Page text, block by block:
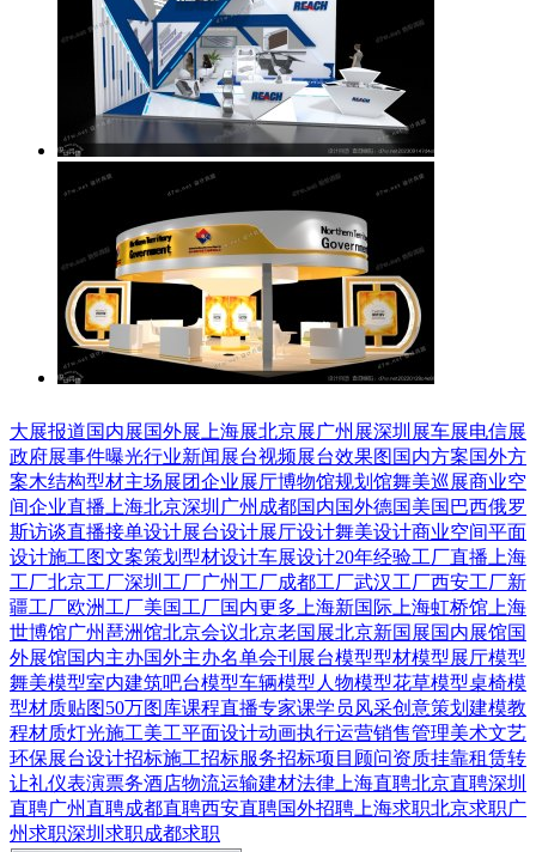
大展报道国内展国外展 上海展北京展广州展深圳展车展电信展
政府展事件曝光行业新闻 展台视频展台效果图 国内方案国外方
案木结构型材主场展团企业展厅博物馆规划馆舞美巡展商业空
间企业直播 上海北京深圳 广州 成都国内国外德国美国 巴西俄罗
斯访谈直播接单设计展台设计展厅设计舞美设计商业空间平面
设计施工图文案策划 型材设计车展设计20年经验工厂直播 上海
工厂北京工厂深圳工厂广州工厂成都工厂武汉工厂西安工厂新
疆工厂欧洲工厂美国工厂国内更多 上海新国际 上海虹桥馆 上海
世博馆广州琶洲馆北京会议北京老国展北京新国展国内展馆国
外展馆国内主办国外主办名单会刊 展台模型型材模型展厅模型
舞美模型室内建筑吧台模型车辆模型 人物模型花草模型桌椅模
型材质贴图50万图库课程直播专家课学员风采创意策划 建模教
程材质灯光施工美工平面设计动画执行运营销售管理美术文艺
环保展台设计招标施工招标服务招标项目顾问资质挂靠租赁转
让礼仪表演票务酒店物流运输建材法律 上海直聘北京直聘深圳
直聘广州直聘成都直聘西安直聘国外招聘 上海求职北京求职广
州求职深圳求职成都求职